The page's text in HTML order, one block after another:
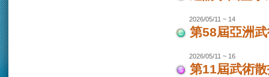
2026/05/11 ~ 14
第58屆亞洲
2026/05/11 ~ 16
第11屆武術